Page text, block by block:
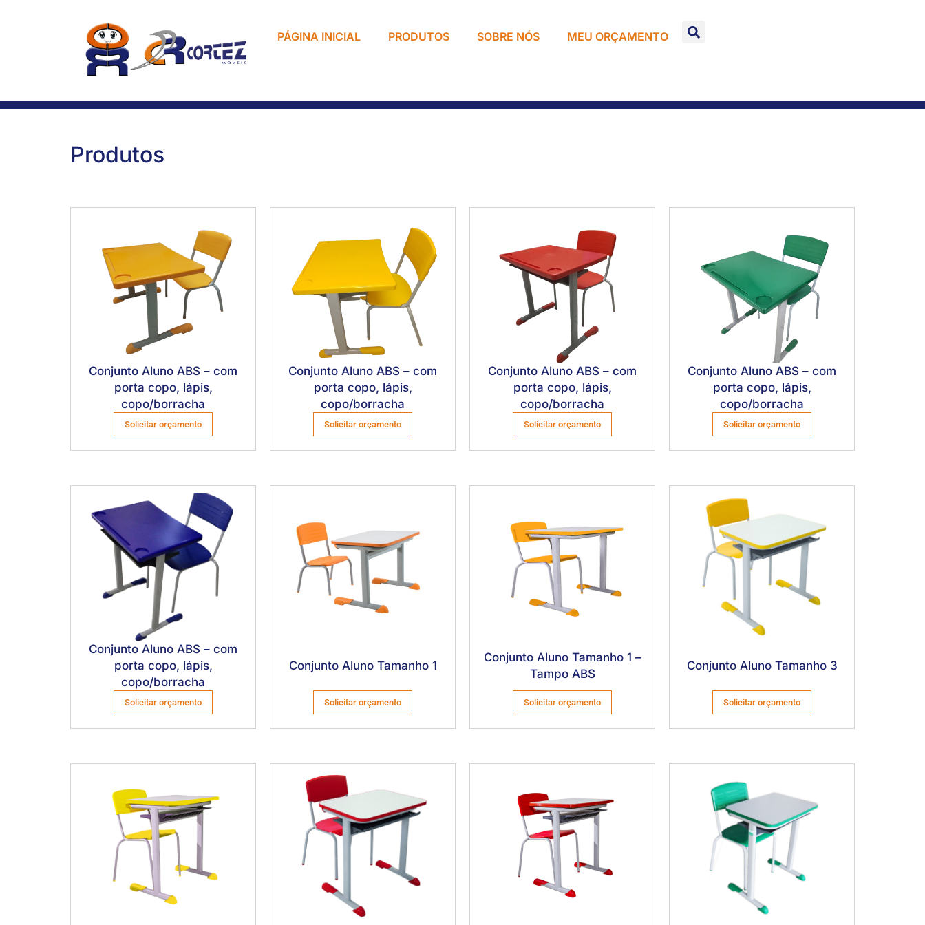
PÁGINA INICIAL PRODUTOS SOBRE NÓS MEU ORÇAMENTO
Produtos
Conjunto Aluno ABS – com
porta copo, lápis,
copo/borracha
Solicitar orçamento
Conjunto Aluno ABS – com
porta copo, lápis,
copo/borracha
Solicitar orçamento
Conjunto Aluno ABS – com
porta copo, lápis,
copo/borracha
Solicitar orçamento
Conjunto Aluno ABS – com
porta copo, lápis,
copo/borracha
Solicitar orçamento
Conjunto Aluno ABS – com
porta copo, lápis,
copo/borracha
Solicitar orçamento
Conjunto Aluno Tamanho 1
Solicitar orçamento
Conjunto Aluno Tamanho 1 –
Tampo ABS
Solicitar orçamento
Conjunto Aluno Tamanho 3
Solicitar orçamento